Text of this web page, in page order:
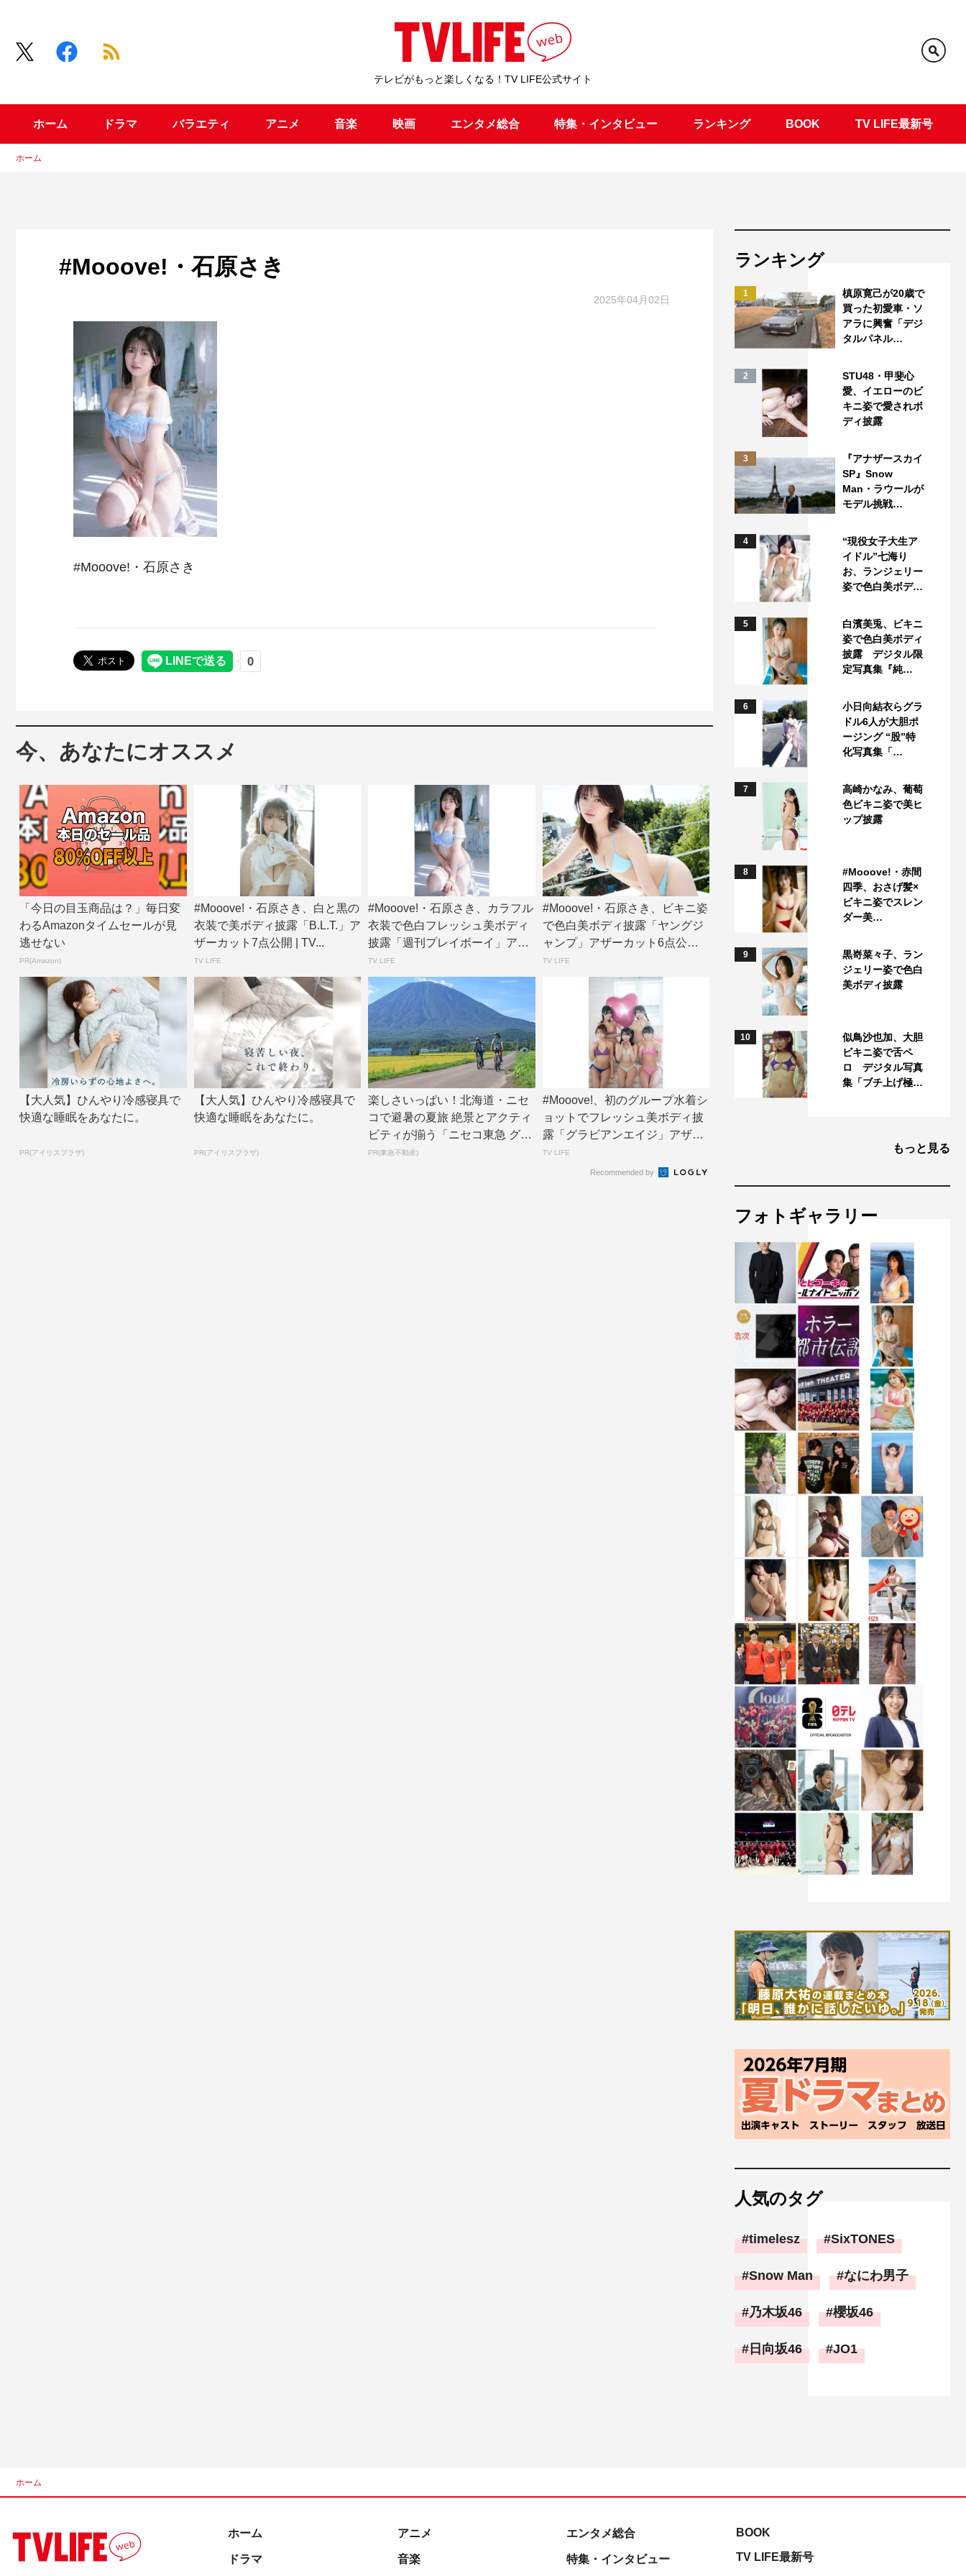
テレビがもっと楽しくなる！TV LIFE公式サイト
ホーム ドラマ バラエティ アニメ 音楽 映画 エンタメ総合 特集・インタビュー ランキング BOOK TV LIFE最新号
ホーム
#Mooove!・石原さき
2025年04月02日
#Mooove!・石原さき
今、あなたにオススメ
「今日の目玉商品は？」毎日変
わるAmazonタイムセールが見
逃せない
PR(Amazon)
#Mooove!・石原さき、白と黒の
衣装で美ボディ披露「B.L.T.」ア
ザーカット7点公開 | TV...
TV LIFE
#Mooove!・石原さき、カラフル
衣装で色白フレッシュ美ボディ
披露「週刊プレイボーイ」アザ
ーカット...
TV LIFE
#Mooove!・石原さき、ビキニ姿
で色白美ボディ披露「ヤングジ
ャンプ」アザーカット6点公開 |
T...
TV LIFE
【大人気】ひんやり冷感寝具で
快適な睡眠をあなたに。
PR(アイリスプラザ)
【大人気】ひんやり冷感寝具で
快適な睡眠をあなたに。
PR(アイリスプラザ)
楽しさいっぱい！北海道・ニセ
コで避暑の夏旅 絶景とアクティ
ビティが揃う「ニセコ東急 グラ
ン・ヒラフ」...
PR(東急不動産)
#Mooove!、初のグループ水着シ
ョットでフレッシュ美ボディ披
露「グラビアンエイジ」アザー
カット4...
TV LIFE
Recommended by
ランキング
1
槙原寛己が20歳で
買った初愛車・ソ
アラに興奮「デジ
タルパネル…
2
STU48・甲斐心
愛、イエローのビ
キニ姿で愛されボ
ディ披露
3
『アナザースカイ
SP』Snow
Man・ラウールが
モデル挑戦…
4
“現役女子大生ア
イドル”七海り
お、ランジェリー
姿で色白美ボデ…
5
白濱美兎、ビキニ
姿で色白美ボディ
披露 デジタル限
定写真集『純…
6
小日向結衣らグラ
ドル6人が大胆ポ
ージング “股”特
化写真集「…
7
高崎かなみ、葡萄
色ビキニ姿で美ヒ
ップ披露
8
#Mooove!・赤間
四季、おさげ髪×
ビキニ姿でスレン
ダー美…
9
黒嵜菜々子、ラン
ジェリー姿で色白
美ボディ披露
10
似鳥沙也加、大胆
ビキニ姿で舌ペ
ロ デジタル写真
集「ブチ上げ極…
もっと見る
フォトギャラリー
人気のタグ
timelesz SixTONES
Snow Man なにわ男子
乃木坂46 櫻坂46
日向坂46 JO1
ホーム
ホーム
ドラマ
アニメ
音楽
エンタメ総合
特集・インタビュー
BOOK
TV LIFE最新号